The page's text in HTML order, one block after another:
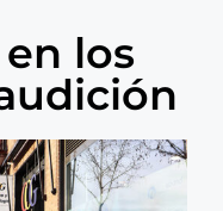
los